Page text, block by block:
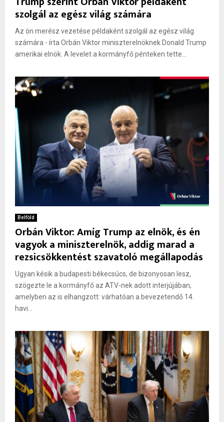
szolgál az egész világ számára
Az ön merész vezetése példaként szolgál az egész világ
számára - írta Orbán Viktor miniszterelnöknek Donald Trump
amerikai elnök. A levelet a kormányfő pénteken tette...
Belföld
Orbán Viktor: Amíg Trump az elnök, és én
vagyok a miniszterelnök, addig marad a
rezsicsökkentést szavatoló megállapodás
Ugyan késik a budapesti békecsúcs, de bizonyosan lesz,
szögezte le a kormányfő az ATV-nek adott interjújában,
amelyben az is elhangzott: várhatóan a bevezetendő 14.
havi...